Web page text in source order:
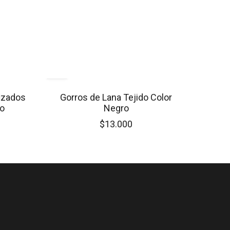
Gorros de Lana Tejido Color
Negro
$13.000